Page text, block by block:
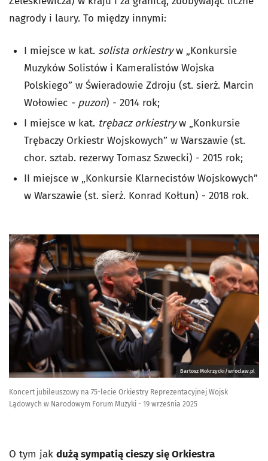
nagrody i laury. To między innymi:
I miejsce w kat. solista orkiestryw „Konkursie
Muzyków Solistów i Kameralistów Wojska
Polskiego” w Świeradowie Zdroju (st. sierż. Marcin
Wołowiec - puzon) - 2014 rok;
I miejsce w kat. trębacz orkiestryw „Konkursie
Trębaczy Orkiestr Wojskowych” w Warszawie (st.
chor. sztab. rezerwy Tomasz Szwecki) - 2015 rok;
II miejsce w „Konkursie Klarnecistów Wojskowych”
w Warszawie (st. sierż. Konrad Kołtun) - 2018 rok.
Bartosz Mokrzycki/wroclaw.pl
Koncert jubileuszowy na 75-lecie Orkiestry Reprezentacyjnej Wojsk
Lądowych w Narodowym Forum Muzyki - 19 września 2025
O tym jak dużą sympatią cieszy się Orkiestra